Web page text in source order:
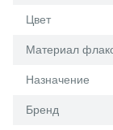
Цвет
Материал
Назначение
Бренд